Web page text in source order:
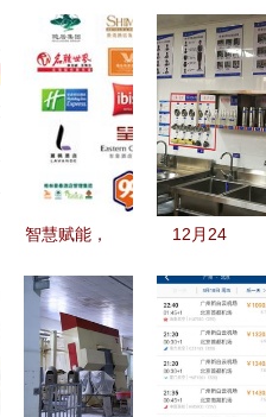
智慧赋能，
第七届中国
（上海）国
际酒店设备
及用品采购
12月24
首家五星级
酒店4D样
板店免费开
放，引领餐